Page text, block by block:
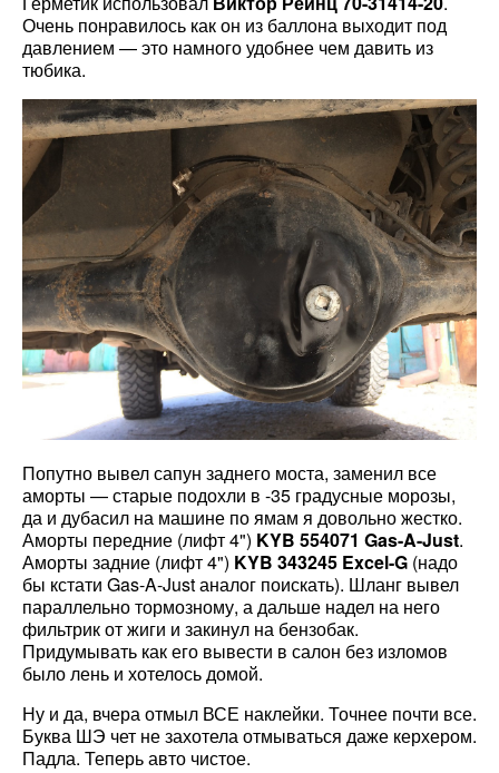
Очень понравилось как он из баллона выходит под
давлением — это намного удобнее чем давить из
тюбика.
Попутно вывел сапун заднего моста, заменил все
аморты — старые подохли в -35 градусные морозы,
да и дубасил на машине по ямам я довольно жестко.
Аморты передние (лифт 4") KYB 554071 Gas-A-Just.
Аморты задние (лифт 4") KYB 343245 Excel-G (надо
бы кстати Gas-A-Just аналог поискать). Шланг вывел
параллельно тормозному, а дальше надел на него
фильтрик от жиги и закинул на бензобак.
Придумывать как его вывести в салон без изломов
было лень и хотелось домой.
Ну и да, вчера отмыл ВСЕ наклейки. Точнее почти все.
Буква ШЭ чет не захотела отмываться даже керхером.
Падла. Теперь авто чистое.